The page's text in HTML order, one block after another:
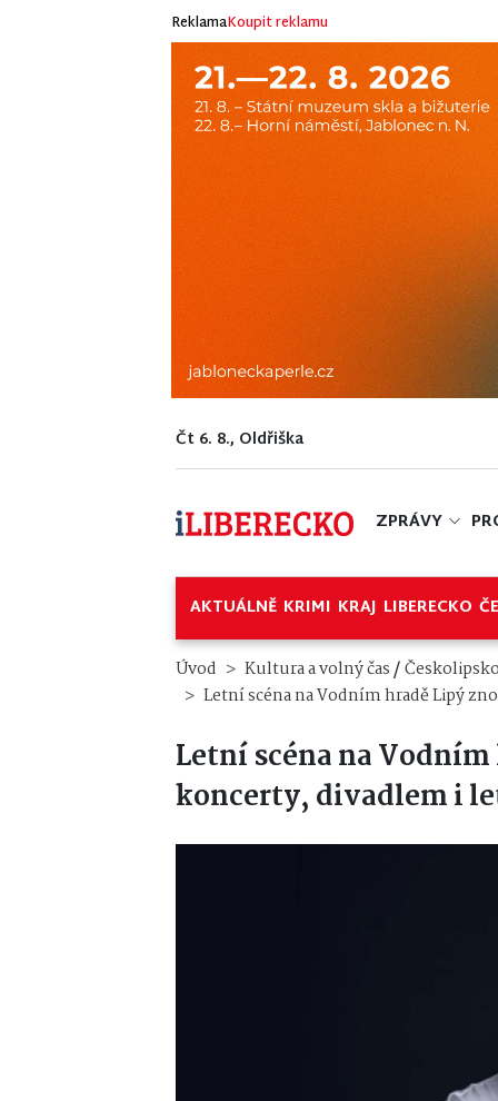
ReklamaKoupit reklamu
Čt 6. 8., Oldřiška
ZPRÁVY
AKTUÁLNĚ KRIMI KRAJ LIBERECKO
Úvod Kultura a volný čas/
Letní scéna na Vodním hradě Lipý
Letní scéna na
koncerty, divadlem i